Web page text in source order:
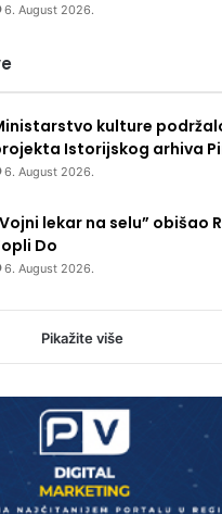
6. August 2026.
kulture
Istorijskog arhiva
6. August 2026.
lekar na selu” obišao
Do
6. August 2026.
Pikažite više